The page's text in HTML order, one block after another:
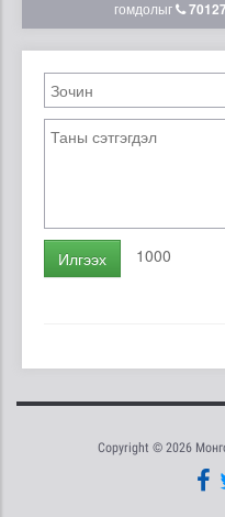
гомдолыг
Илгээх 1000
Copyright © 2026